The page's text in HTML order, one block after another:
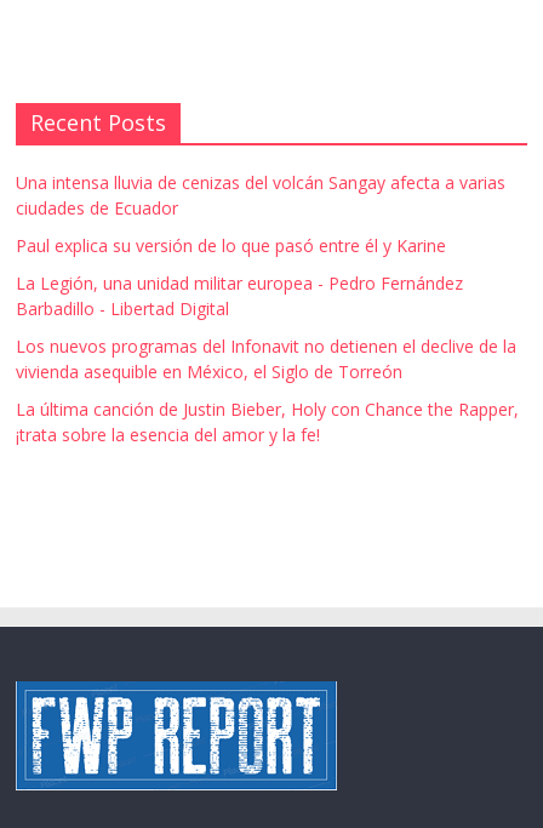
Recent Posts
Una intensa lluvia de cenizas del volcán Sangay afecta a varias
ciudades de Ecuador
Paul explica su versión de lo que pasó entre él y Karine
La Legión, una unidad militar europea - Pedro Fernández
Barbadillo - Libertad Digital
Los nuevos programas del Infonavit no detienen el declive de la
vivienda asequible en México, el Siglo de Torreón
La última canción de Justin Bieber, Holy con Chance the Rapper,
¡trata sobre la esencia del amor y la fe!